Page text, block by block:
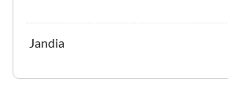
Jandia